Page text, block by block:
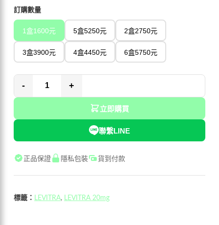
訂購數量
1盒1600元 5盒5250元 2盒2750元
3盒3900元 4盒4450元 6盒5750元
- +
立即購買
聯繫LINE
正品保證 隱私包裝 貨到付款
標籤： LEVITRA, LEVITRA 20mg